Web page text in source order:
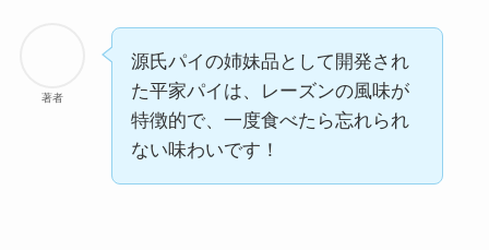
著者
源氏パイの姉妹品として開発され
た平家パイは、レーズンの風味が
特徴的で、一度食べたら忘れられ
ない味わいです！